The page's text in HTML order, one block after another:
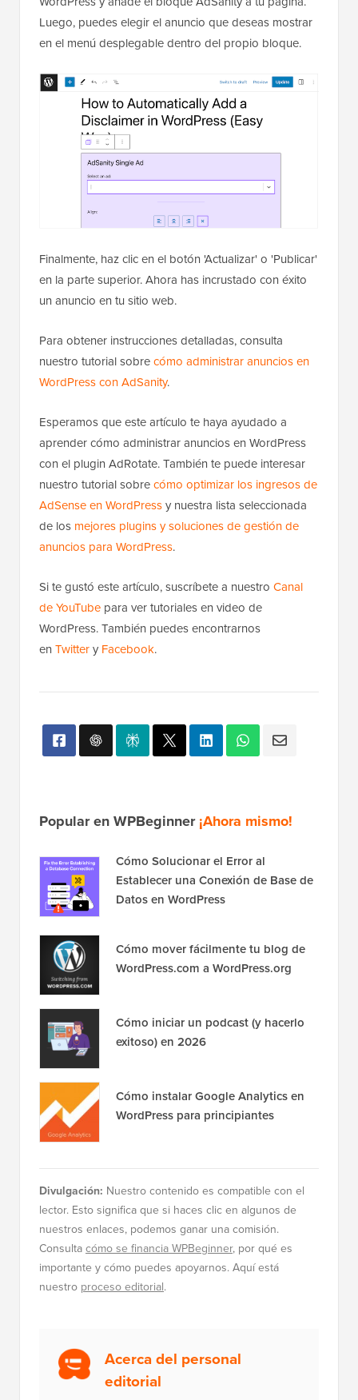
Luego, puedes elegir el anuncio que deseas mostrar
en el menú desplegable dentro del propio bloque.
Finalmente, haz clic en el botón 'Actualizar' o 'Publicar'
en la parte superior. Ahora has incrustado con éxito
un anuncio en tu sitio web.
Para obtener instrucciones detalladas, consulta
nuestro tutorial sobrecómo administrar anuncios en
WordPress con AdSanity.
Esperamos que este artículo te haya ayudado a
aprender cómo administrar anuncios en WordPress
con el plugin AdRotate. También te puede interesar
nuestro tutorial sobrecómo optimizar los ingresos de
AdSense en WordPressy nuestra lista seleccionada
de los mejores plugins y soluciones de gestión de
anuncios para WordPress.
Si te gustó este artículo, suscríbete a nuestro Canal
de YouTube para ver tutoriales en video de
WordPress. También puedes encontrarnos
en Twittery Facebook.
Popular en WPBeginner¡Ahora mismo!
Cómo Solucionar el Error al
Establecer una Conexión de Base de
Datos en WordPress
Cómo mover fácilmente tu blog de
WordPress.com a WordPress.org
Cómo iniciar un podcast (y hacerlo
exitoso) en 2026
Cómo instalar Google Analytics en
WordPress para principiantes
Divulgación: Nuestro contenido es compatible con el
lector. Esto significa que si haces clic en algunos de
nuestros enlaces, podemos ganar una comisión.
Consultacómo se financia WPBeginner, por qué es
importante y cómo puedes apoyarnos. Aquí está
nuestro proceso editorial.
Acerca del personal
editorial